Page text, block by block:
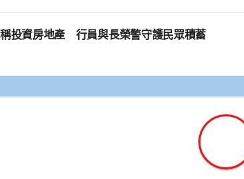
投資房地產 行員與長榮警守護民眾積蓄